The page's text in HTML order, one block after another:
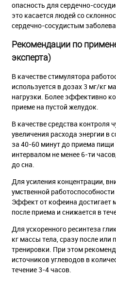
опасность для сердечно-
это касается людей со
сердечно-сосудистым
Рекомендации по
эксперта)
В качестве стимулятора
используется в дозах 3 мг/кг
нагрузки. Более эффективно
приеме на пустой желудок.
В качестве средства контроля
увеличения расхода энергии в
за 40-60 минут до приема пищи
интервалом не менее 6-ти
до сна.
Для усиления концентрации,
умственной
Эффект от кофеина достигает
после приема и снижается в
Для ускоренного ресинтеза
кг массы тела, сразу после
тренировки. При этом
источников углеводов в
течение 3-4 часов.